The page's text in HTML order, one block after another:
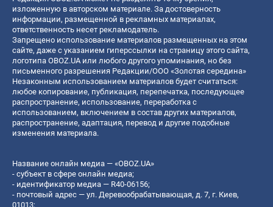
изложенную в авторском материале. За достоверность
информации, размещенной в рекламных материалах,
ответственность несет рекламодатель.
Запрещено использование материалов размещенных на этом
сайте, даже с указанием гиперссылки на страницу этого сайта,
логотипа OBOZ.UA или любого другого упоминания, но без
письменного разрешения Редакции/ООО «Золотая середина»
Незаконным использованием материалов будет считаться:
любое копирование, публикация, перепечатка, последующее
распространение, использование, переработка с
использованием, включением в состав других материалов,
распространение, адаптация, перевод и другие подобные
изменения материала.
Название онлайн медиа — «OBOZ.UA»
- субъект в сфере онлайн медиа;
- идентификатор медиа — R40-06156;
- почтовый адрес — ул. Деревообрабатывающая, д. 7, г. Киев,
01013;